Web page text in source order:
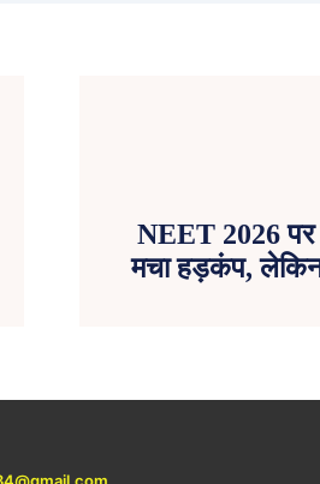
NEET 2026 पर
मचा हड़कंप,